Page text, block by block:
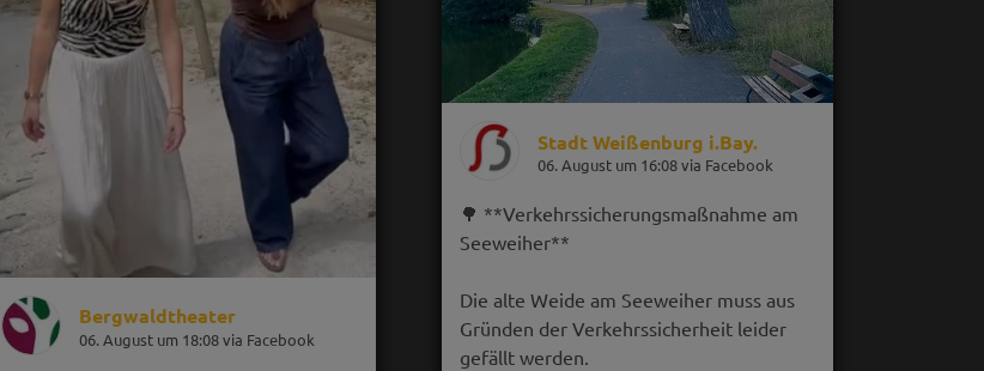
Bergwaldtheater
06. August um 18:08 via Facebook
Stadt Weißenburg i.Bay.
06. August um 16:08 via Facebook
🌳 **Verkehrssicherungsmaßnahme am
Seeweiher**
Die alte Weide am Seeweiher muss aus
Gründen der Verkehrssicherheit leider
gefällt werden.